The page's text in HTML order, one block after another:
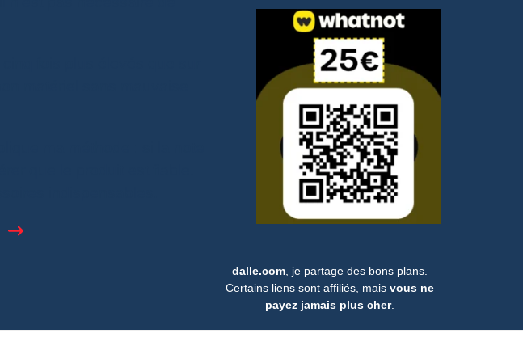
dalle.com , je partage des bons plans.
Certains liens sont affiliés, maisvous ne
payez jamais plus cher.